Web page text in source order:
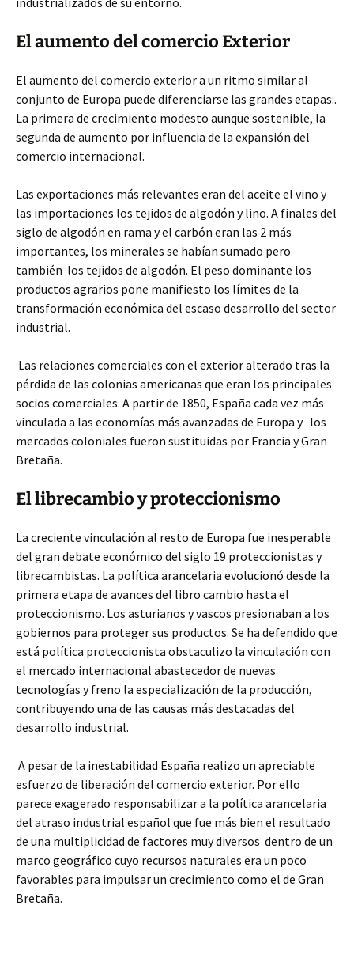
El aumento del comercio Exterior
El aumento del comercio exterior a un ritmo similar al
conjunto de Europa puede diferenciarse las grandes etapas:.
La primera de crecimiento modesto aunque sostenible, la
segunda de aumento por influencia de la expansión del
comercio internacional.
Las exportaciones más relevantes eran del aceite el vino y
las importaciones los tejidos de algodón y lino. A finales del
siglo de algodón en rama y el carbón eran las 2 más
importantes, los minerales se habían sumado pero
también los tejidos de algodón. El peso dominante los
productos agrarios pone manifiesto los límites de la
transformación económica del escaso desarrollo del sector
industrial.
Las relaciones comerciales con el exterior alterado tras la
pérdida de las colonias americanas que eran los principales
socios comerciales. A partir de 1850, España cada vez más
vinculada a las economías más avanzadas de Europa y los
mercados coloniales fueron sustituidas por Francia y Gran
Bretaña.
El librecambio y proteccionismo
La creciente vinculación al resto de Europa fue inesperable
del gran debate económico del siglo 19 proteccionistas y
librecambistas. La política arancelaria evolucionó desde la
primera etapa de avances del libro cambio hasta el
proteccionismo. Los asturianos y vascos presionaban a los
gobiernos para proteger sus productos. Se ha defendido que
está política proteccionista obstaculizo la vinculación con
el mercado internacional abastecedor de nuevas
tecnologías y freno la especialización de la producción,
contribuyendo una de las causas más destacadas del
desarrollo industrial.
A pesar de la inestabilidad España realizo un apreciable
esfuerzo de liberación del comercio exterior. Por ello
parece exagerado responsabilizar a la política arancelaria
del atraso industrial español que fue más bien el resultado
de una multiplicidad de factores muy diversos dentro de un
marco geográfico cuyo recursos naturales era un poco
favorables para impulsar un crecimiento como el de Gran
Bretaña.